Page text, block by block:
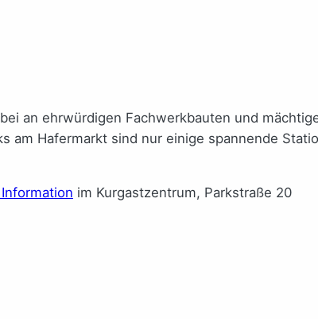
an ehrwürdigen Fachwerkbauten und
am Hafermarkt sind nur einige spannende
im Kurgastzentrum, Parkstraße 20